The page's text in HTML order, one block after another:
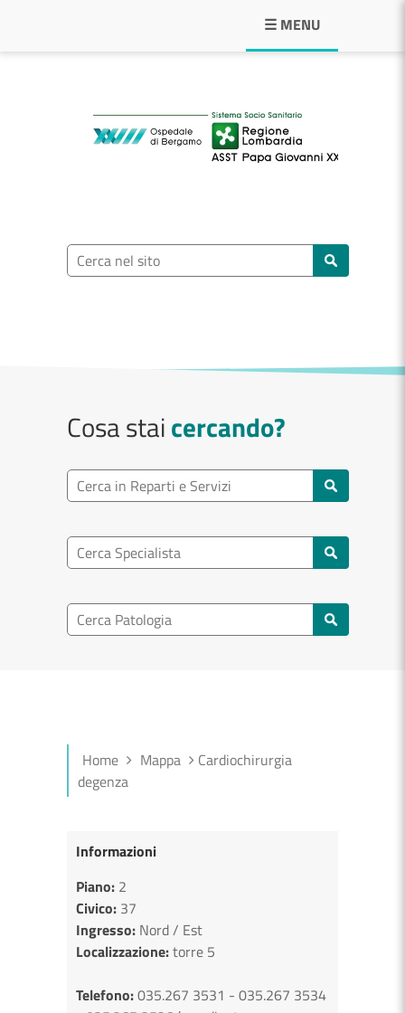
☰ MENU
ASST Papa
Ricerca nel sito
Cosa staicercando?
Ricerca reparto
Ricerca specialisti
Ricerca nel patologia
Home Mappa
Cardiochirurgia
degenza
Informazioni
Piano: 2
Civico: 37
Ingresso: Nord / Est
Localizzazione:torre 5
Telefono:035.267 3531 - 035.267 3534